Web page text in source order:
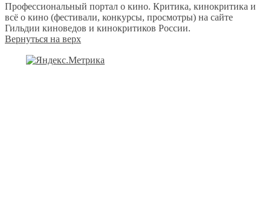
Профессиональный портал о кино. Критика, кинокритика и
всё о кино (фестивали, конкурсы, просмотры) на сайте
Гильдии киноведов и кинокритиков России.
Вернуться на верх